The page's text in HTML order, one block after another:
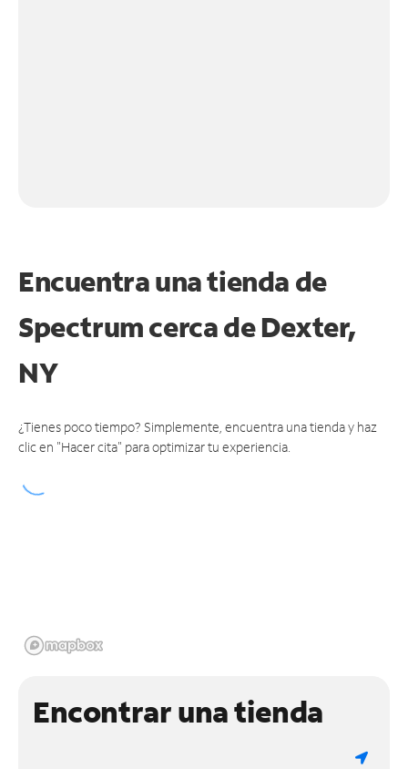
Encuentra una tienda de
Spectrumcerca de Dexter,
NY
¿Tienes poco tiempo? Simplemente, encuentra una tienda y haz
clic en "Hacer cita" para optimizar tu experiencia.
Encontrar una tienda